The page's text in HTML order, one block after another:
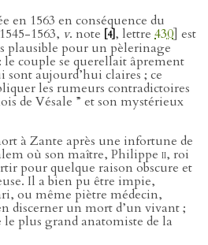
en 1563 en conséquence du
1563, v. note [4], lettre 430] est
plausible pour un pèlerinage
couple se querellait âprement
sont aujourd’hui claires ; ce
les rumeurs contradictoires
de Vésale ” et son mystérieux
à Zante après une infortune de
où son maître, Philippe ii, roi
pour quelque raison obscure et
Il a bien pu être impie,
ou même piètre médecin,
discerner un mort d’un vivant ;
plus grand anatomiste de la